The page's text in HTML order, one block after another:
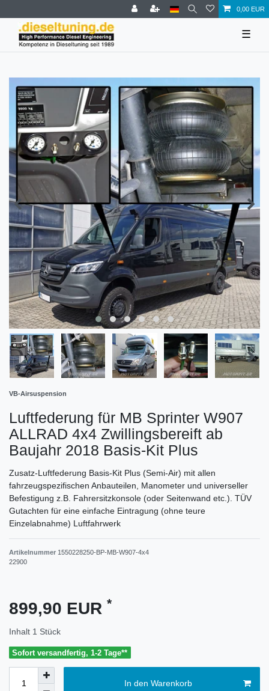
0,00 EUR
☰
VB-Airsuspension
Luftfederung für MB Sprinter W907
ALLRAD 4x4 Zwillingsbereift ab
Baujahr 2018 Basis-Kit Plus
Zusatz-Luftfederung Basis-Kit Plus (Semi-Air) mit allen
fahrzeugspezifischen Anbauteilen, Manometer und universeller
Befestigung z.B. Fahrersitzkonsole (oder Seitenwand etc.). TÜV
Gutachten für eine einfache Eintragung (ohne teure
Einzelabnahme) Luftfahrwerk
Artikelnummer 1550228250-BP-MB-W907-4x4
22900
899,90 EUR *
Inhalt 1 Stück
Sofort versandfertig, 1-2 Tage**
In den Warenkorb